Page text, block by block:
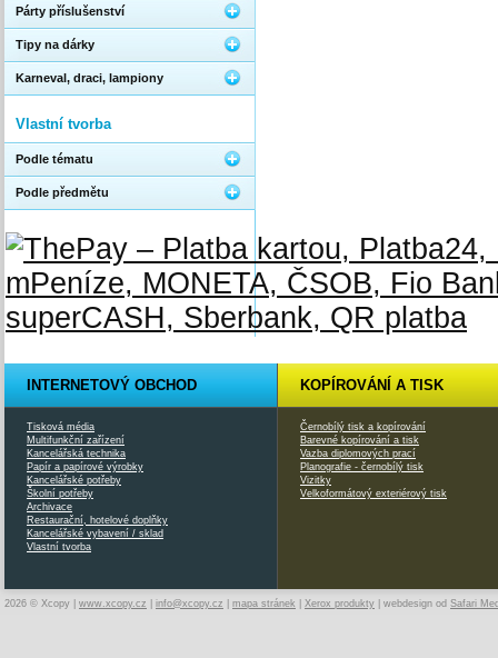
Párty příslušenství
Tipy na dárky
Karneval, draci, lampiony
Vlastní tvorba
Podle tématu
Podle předmětu
INTERNETOVÝ OBCHOD
Tisková média
Multifunkční zařízení
Kancelářská technika
Papír a papírové výrobky
Kancelářské potřeby
Školní potřeby
Archivace
Restaurační, hotelové doplňky
Kancelářské vybavení / sklad
Vlastní tvorba
KOPÍROVÁNÍ A TISK
Černobílý tisk a kopírování
Barevné kopírování a tisk
Vazba diplomových prací
Planografie - černobílý tisk
Vizitky
Velkoformátový exteriérový tisk
2026 © Xcopy | www.xcopy.cz info@xcopy.cz mapa stránek Xerox produkty | webdesign od Safari